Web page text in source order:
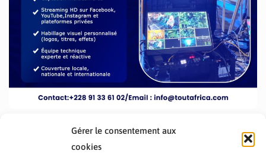
Gérer le consentement aux
cookies